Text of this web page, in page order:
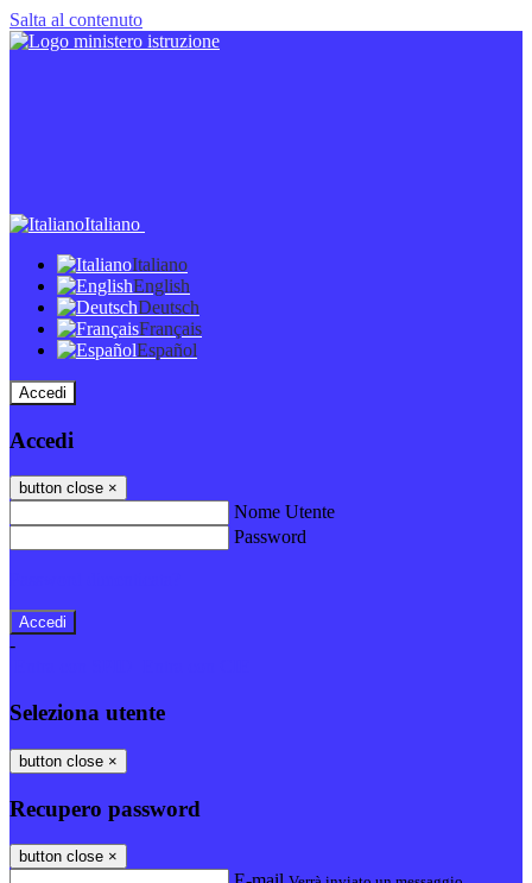
Salta al contenuto
Italiano
Italiano
English
Deutsch
Français
Español
Accedi
Accedi
button close ×
Nome Utente
Password
-
Seleziona utente
button close ×
Recupero password
button close ×